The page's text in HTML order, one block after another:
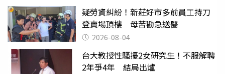
疑勞資糾紛！新莊好市多前員工持刀
登賣場頂樓 母苦勸急送醫
2026-08-04
台大教授性騷擾2女研究生！不服解聘
2年爭4年 結局出爐